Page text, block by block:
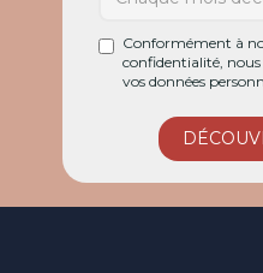
Conformément à
confidentialité,
vos données